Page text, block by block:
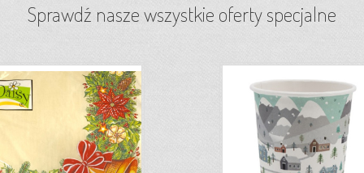
Sprawdź nasze wszystkie oferty specjalne